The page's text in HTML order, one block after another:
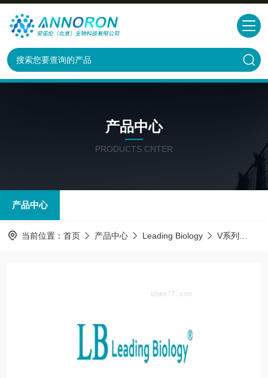
产品中心
PRODUCTS CNTER
产品中心
当前位置： 首页 产品中心 Leading Biology V系列